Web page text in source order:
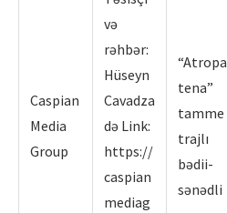
Caspian
Media
Group
və
rəhbər:
Hüseyn
Cavadza
də Link:
https://
caspian
mediag
“Atropa
tena”
tamme
trajlı
bədii-
sənədli